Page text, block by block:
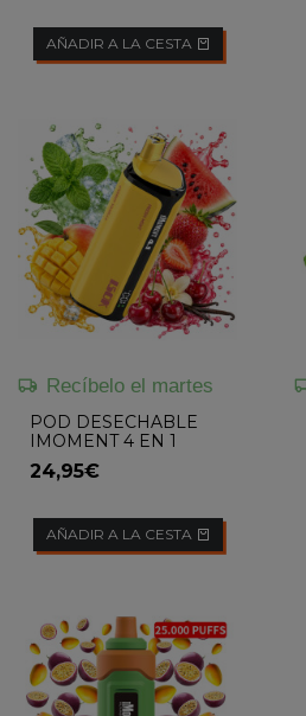
AÑADIR A LA CESTA
Recíbelo el martes
POD DESECHABLE
IMOMENT 4 EN 1
(FRESH MINT /
STRAWBERRY
MANGO TROPICAL /...
24,95€
AÑADIR A LA CESTA